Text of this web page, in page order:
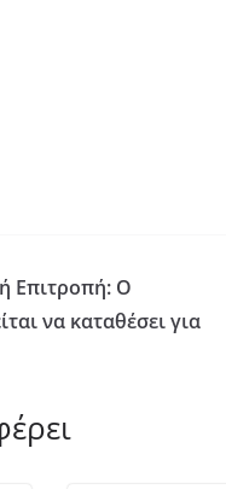
Επιτροπή: Ο
να καταθέσει για